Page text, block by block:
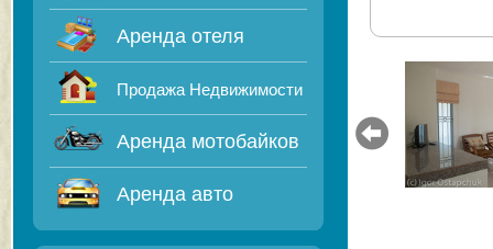
Аренда отеля
Продажа Недвижимости
Аренда мотобайков
Аренда авто